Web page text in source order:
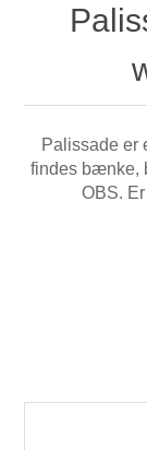
Palissade er
findes bænke,
OBS.